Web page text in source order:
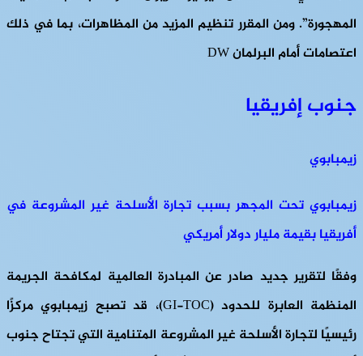
المهجورة”. ومن المقرر تنظيم المزيد من المظاهرات، بما في ذلك
اعتصامات أمام البرلمان DW
جنوب إفريقيا
زيمبابوي
زيمبابوي تحت المجهر بسبب تجارة الأسلحة غير المشروعة في
أفريقيا بقيمة مليار دولار أمريكي
وفقًا لتقرير جديد صادر عن المبادرة العالمية لمكافحة الجريمة
المنظمة العابرة للحدود (GI-TOC)، قد تصبح زيمبابوي مركزًا
رئيسيًا لتجارة الأسلحة غير المشروعة المتنامية التي تجتاح جنوب